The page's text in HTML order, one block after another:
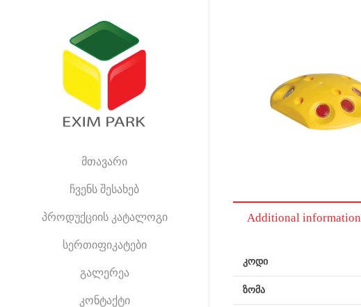
მთავარი
ჩვენს შესახებ
პროდუქციის კატალოგი
სერთიფიკატები
გალერეა
კონტაქტი
Additional information
კოდი
ზომა